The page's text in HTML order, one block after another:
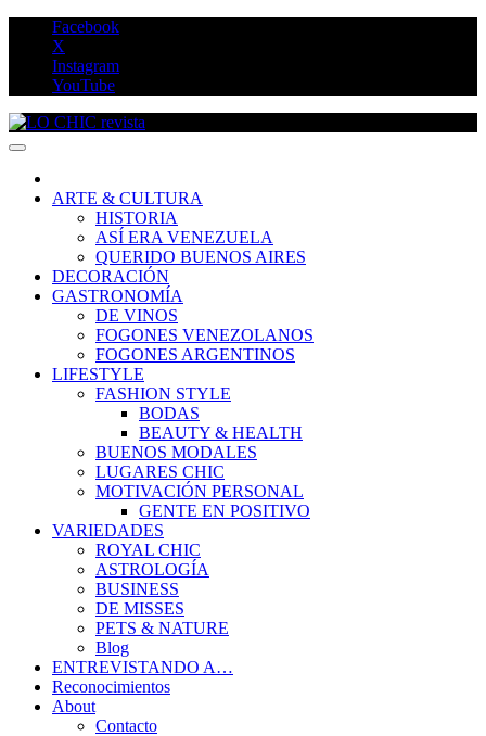
contenido
Facebook
X
Instagram
YouTube
ARTE & CULTURA
HISTORIA
ASÍ ERA VENEZUELA
QUERIDO BUENOS AIRES
DECORACIÓN
GASTRONOMÍA
DE VINOS
FOGONES VENEZOLANOS
FOGONES ARGENTINOS
LIFESTYLE
FASHION STYLE
BODAS
BEAUTY & HEALTH
BUENOS MODALES
LUGARES CHIC
MOTIVACIÓN PERSONAL
GENTE EN POSITIVO
VARIEDADES
ROYAL CHIC
ASTROLOGÍA
BUSINESS
DE MISSES
PETS & NATURE
Blog
ENTREVISTANDO A…
Reconocimientos
About
Contacto